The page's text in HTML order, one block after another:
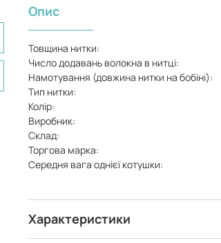
Опис
Товщина нитки:
Число додавань волокна в нитці:
Намотування (довжина нитки на бобіні):
Тип нитки:
Колір:
Виробник:
Склад:
Торгова марка:
Середня вага однієї котушки:
Характеристики